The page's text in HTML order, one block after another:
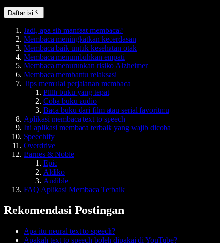
Daftar isi
Jadi, apa sih manfaat membaca?
Membaca meningkatkan kecerdasan
Membaca baik untuk kesehatan otak
Membaca menumbuhkan empati
Membaca menurunkan risiko Alzheimer
Membaca membantu relaksasi
Tips memulai perjalanan membaca
Pilih buku yang tepat
Coba buku audio
Baca buku dari film atau serial favoritmu
Aplikasi membaca text to speech
Ini aplikasi membaca terbaik yang wajib dicoba
Speechify
Overdrive
Barnes & Noble
Epic
Aldiko
Audible
FAQ Aplikasi Membaca Terbaik
Rekomendasi Postingan
Apa itu neural text to speech?
Apakah text to speech boleh dipakai di YouTube?